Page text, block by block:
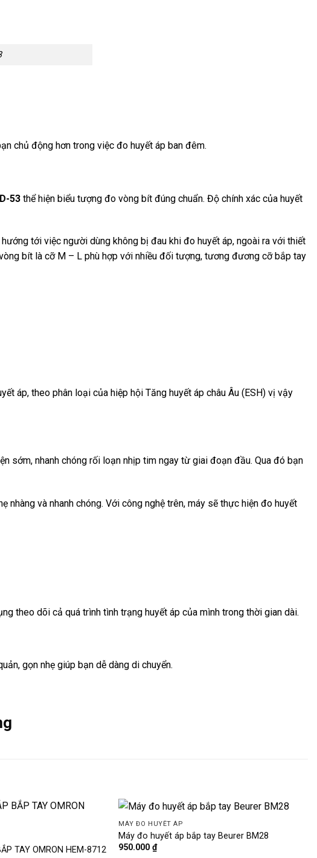
chủ động hơn trong việc đo huyết áp ban đêm.
53 thể hiện biểu tượng đo vòng bít đúng chuẩn. Độ chính xác của huyết
tới việc người dùng không bị đau khi đo huyết áp, ngoài ra với thiết
bít là cỡ M – L phù hợp với nhiều đối tượng, tương đương cỡ bắp tay
áp, theo phân loại của hiệp hội Tăng huyết áp châu Âu (ESH) vị vậy
sớm, nhanh chóng rối loạn nhịp tim ngay từ giai đoạn đầu. Qua đó bạn
nhàng và nhanh chóng. Với công nghệ trên, máy sẽ thực hiện đo huyết
theo dõi cả quá trình tình trạng huyết áp của mình trong thời gian dài.
gọn nhẹ giúp bạn dễ dàng di chuyển.
TAY OMRON HEM-8712
MÁY ĐO HUYẾT ÁP
Máy đo huyết áp bắp tay Beurer BM28
950.000₫